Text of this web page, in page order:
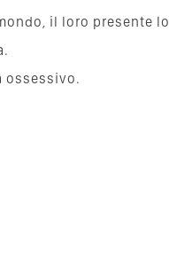
il loro presente lo
ossessivo.